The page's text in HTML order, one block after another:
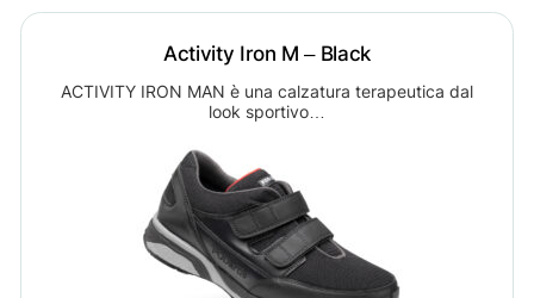
Activity Iron M – Black
ACTIVITY IRON MAN è una calzatura terapeutica dal
look sportivo…